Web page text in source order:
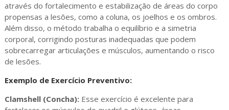
através do fortalecimento e estabilização de áreas do corpo
propensas a lesões, como a coluna, os joelhos e os ombros.
Além disso, o método trabalha o equilíbrio e a simetria
corporal, corrigindo posturas inadequadas que podem
sobrecarregar articulações e músculos, aumentando o risco
de lesões.
Exemplo de Exercício Preventivo:
Clamshell (Concha):Esse exercício é excelente para